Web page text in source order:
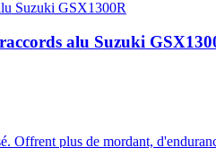
alu Suzuki
Offrent plus de mordant,